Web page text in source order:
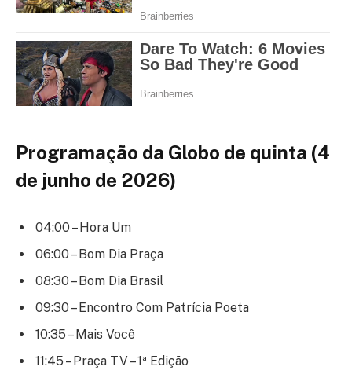
Programação da Globo de quinta (4
de junho de 2026)
04:00 – Hora Um
06:00 – Bom Dia Praça
08:30 – Bom Dia Brasil
09:30 – Encontro Com Patrícia Poeta
10:35 – Mais Você
11:45 – Praça TV – 1ª Edição